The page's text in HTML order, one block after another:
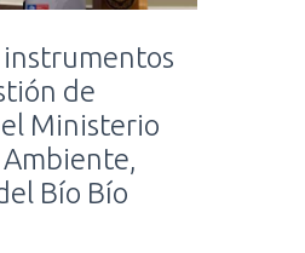
de
Ministerio
Bío Bío